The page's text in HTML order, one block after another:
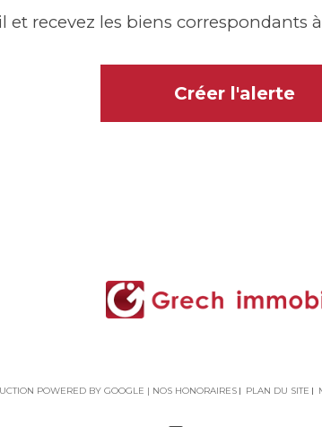
et recevez les biens correspondants
Créer l'alerte
POWERED BY GOOGLE | NOS HONORAIRES PLAN DU SITE